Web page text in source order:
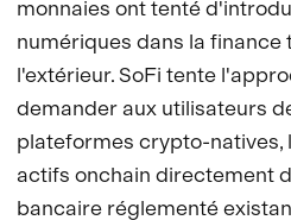
monnaies ont tenté
numériques dans la finance
l'extérieur. SoFi tente
demander aux utilisateurs
plateformes crypto-natives,
actifs onchain directement
bancaire réglementé